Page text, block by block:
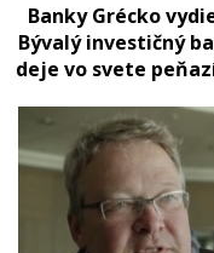
Banky Grécko
Bývalýinvestičný
deje vo svete